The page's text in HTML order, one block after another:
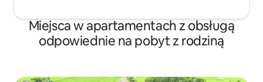
Miejsca w apartamentach z obsługą
odpowiednie na pobyt z rodziną